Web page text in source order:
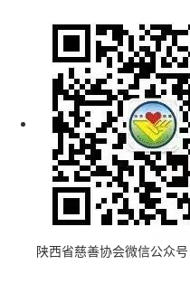
陕西省慈善协会微信公众号